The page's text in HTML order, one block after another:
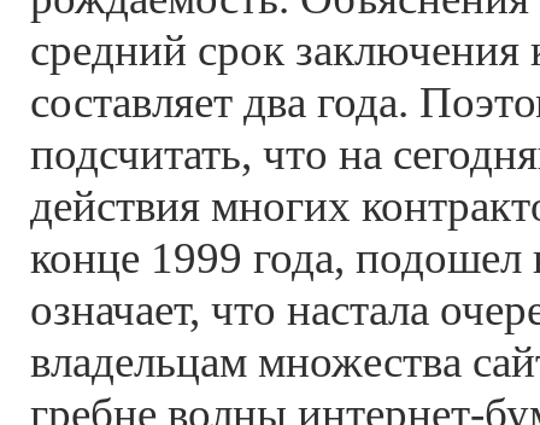
средний срок заключения
составляет два года.
подсчитать, что на
действия многих
конце 1999 года, подошел
означает, что настала
владельцам множества
гребне волны интернет-